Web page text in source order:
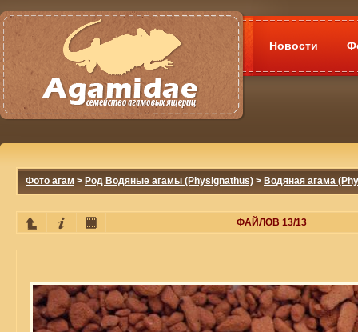
Новости
Фото агам > Род Водяные агамы (Physignathus) > Водяная агама
ФАЙЛОВ 13/13